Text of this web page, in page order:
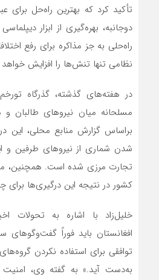
تأکید کرد که بهترین راه‌حل برای
دوجانبه، بهره‌گیری از ابزار
راه‌حلی به جز مذاکره برای رفع
نظامی تنها تنش‌ها را افزایش خواهد
در هفته‌های گذشته، گذرگاه
مسلحانه میان نیروهای طالبان و
براساس گزارش منابع محلی، این
شدن شماری از نیروهای طرفین و
تجارت مرزی شده است. همچنین،
کشور در نتیجه این درگیری‌ها
خلیل‌زاد با اشاره به تحولات
افغانستان باید فوراً گفت‌وگوهای
توافقی برای استفاده نکردن
به‌دست آید.» به گفته وی،